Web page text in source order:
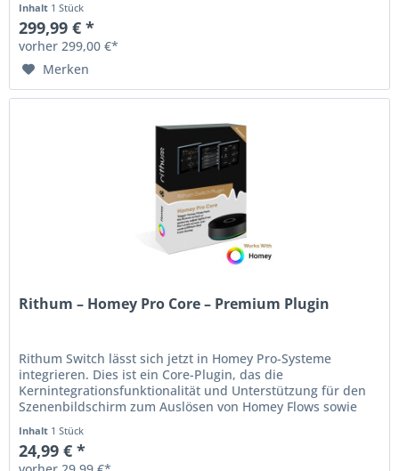
Inhalt 1 Stück
299,99 € *
vorher 299,00 €*
Merken
Rithum – Homey Pro Core – Premium Plugin
Rithum Switch lässt sich jetzt in Homey Pro-Systeme
integrieren. Dies ist ein Core-Plugin, das die
Kernintegrationsfunktionalität und Unterstützung für den
Szenenbildschirm zum Auslösen von Homey Flows sowie
Inhalt 1 Stück
24,99 € *